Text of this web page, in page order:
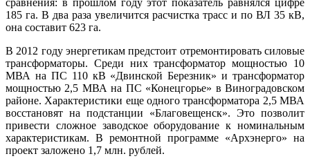
185 га. В два раза увеличится расчистка трасс и по ВЛ 35 кВ,
она составит 623 га.
В 2012 году энергетикам предстоит отремонтировать силовые
трансформаторы. Среди них трансформатор мощностью 10
МВА на ПС 110 кВ «Двинской Березник» и трансформатор
мощностью 2,5 МВА на ПС «Конецгорье» в Виноградовском
районе. Характеристики еще одного трансформатора 2,5 МВА
восстановят на подстанции «Благовещенск». Это позволит
привести сложное заводское оборудование к номинальным
характеристикам. В ремонтной программе «Архэнерго» на
проект заложено 1,7 млн. рублей.